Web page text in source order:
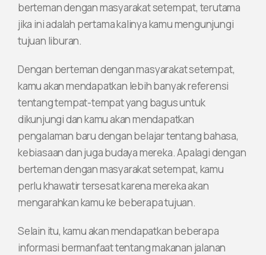
berteman dengan masyarakat setempat, terutama
jika ini adalah pertama kalinya kamu mengunjungi
tujuan liburan.
Dengan berteman dengan masyarakat setempat,
kamu akan mendapatkan lebih banyak referensi
tentang tempat-tempat yang bagus untuk
dikunjungi dan kamu akan mendapatkan
pengalaman baru dengan belajar tentang bahasa,
kebiasaan dan juga budaya mereka. Apalagi dengan
berteman dengan masyarakat setempat, kamu
perlu khawatir tersesat karena mereka akan
mengarahkan kamu ke beberapa tujuan.
Selain itu, kamu akan mendapatkan beberapa
informasi bermanfaat tentang makanan jalanan